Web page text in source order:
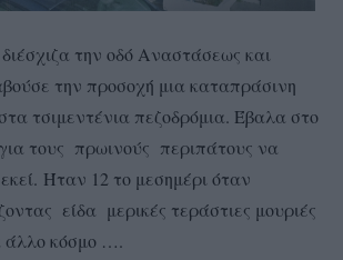
την οδό Αναστάσεως και
την προσοχή μια καταπράσινη
τσιμεντένια πεζοδρόμια. Έβαλα στο
τους πρωινούς περιπάτους να
Ήταν 12 το μεσημέρι όταν
είδα μερικές τεράστιες μουριές
άλλο κόσμο ….